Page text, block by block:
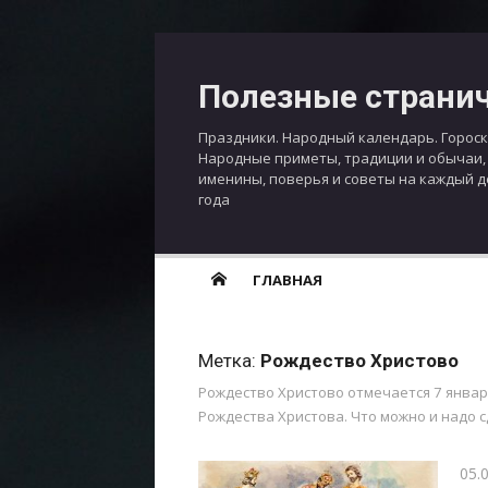
Полезные
Праздники. Народный календарь.
Народные приметы, традиции и обычаи,
именины, поверья и советы на каждый
года
ГЛАВНАЯ
Метка: Рождество Христово
Рождество Христово отмечается 7
Рождества Христова. Что можно и надо